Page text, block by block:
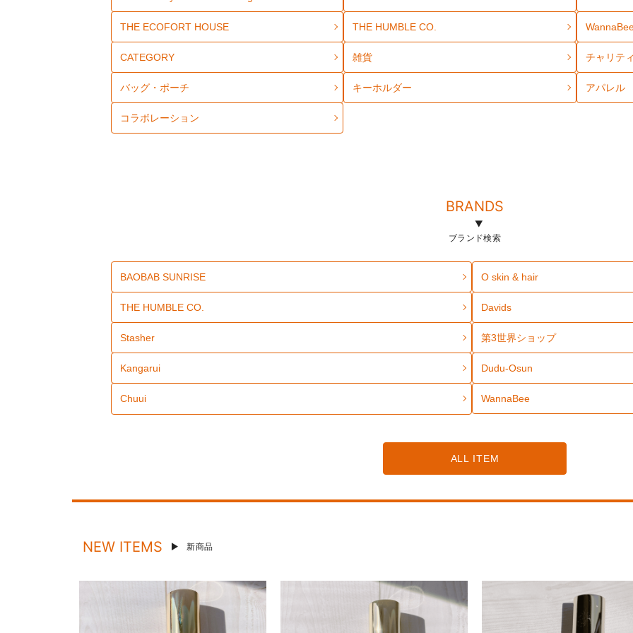
THE ECOFORT HOUSE THE HUMBLE CO.
CATEGORY 雑貨 チャリテ
バッグ・ポーチ キーホルダー アパレル
コラボレーション
BRANDS
ブランド検索
BAOBAB SUNRISE O skin & hair
THE HUMBLE CO. Davids
Stasher 第3世界ショップ
Kangarui Dudu-Osun
Chuui WannaBee
ALL ITEM
NEW ITEMS 新商品